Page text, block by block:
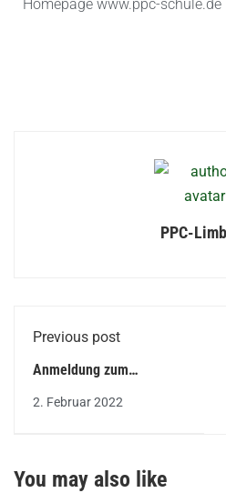
Homepage www.ppc-schule.de
PPC-
Previous post
Anmeldung zum
Elternsprechtag am 18.
2. Februar 2022
You may also like